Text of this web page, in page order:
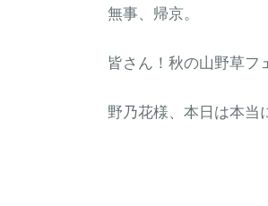
無事、帰京。
皆さん！秋の山野草フ
野乃花様、本日は本当